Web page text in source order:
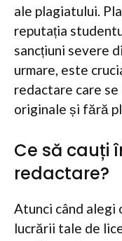
ale plagiatului.
reputația
sancțiuni severe
urmare, este
redactare care
originale și fără
Ce să cauți
redactare?
Atunci când alegi
lucrării tale de